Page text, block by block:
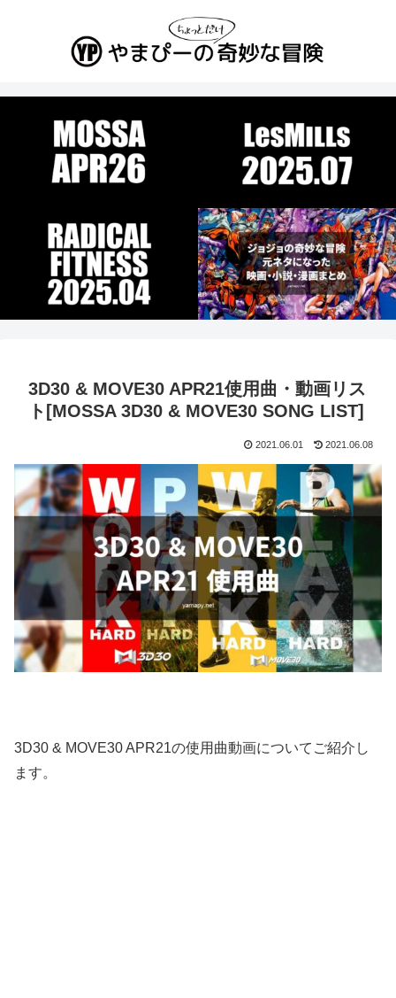
3D30 & MOVE30 APR21使用曲・動画リス
ト[MOSSA 3D30 & MOVE30 SONG LIST]
2021.06.01 2021.06.08
3D30 & MOVE30 APR21の使用曲動画についてご紹介し
ます。